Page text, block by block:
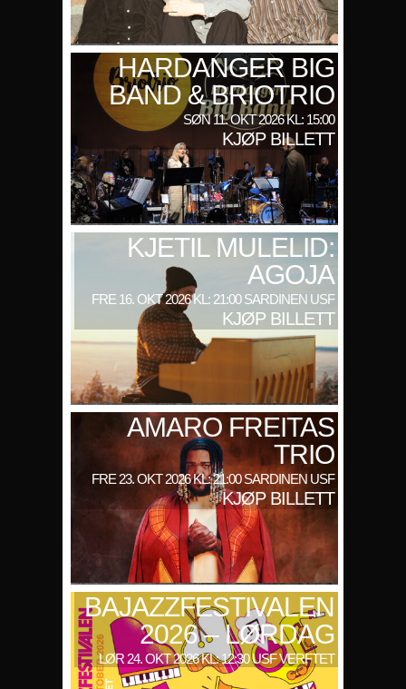
HARDANGER BIG
BAND & BRIOTRIO
SØN 11. OKT 2026 KL: 15:00
KJØP BILLETT
KJETIL MULELID:
AGOJA
FRE 16. OKT 2026 KL: 21:00 SARDINEN USF
KJØP BILLETT
AMARO FREITAS
TRIO
FRE 23. OKT 2026 KL: 21:00 SARDINEN USF
KJØP BILLETT
BAJAZZFESTIVALEN
2026 – LØRDAG
LØR 24. OKT 2026 KL: 12:30 USF VERFTET